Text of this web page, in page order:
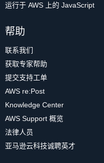
运行于 AWS 上的 JavaScript
帮助
联系我们
获取专家帮助
提交支持工单
AWS re:Post
Knowledge Center
AWS Support 概览
法律人员
亚马逊云科技诚聘英才